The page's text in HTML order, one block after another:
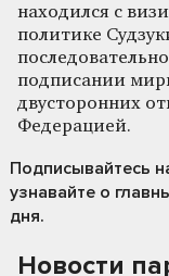
находился с
политике
подписании
двусторонних
Федерацией.
Подписывайтесь
узнавайте о
дня.
Новости